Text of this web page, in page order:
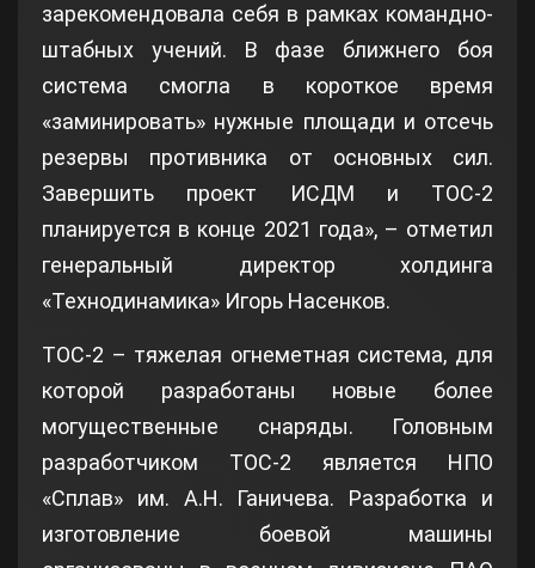
зарекомендовала себя в рамках командно-
штабных учений. В фазе ближнего боя
система смогла в короткое время
«заминировать» нужные площади и отсечь
резервы противника от основных сил.
Завершить проект ИСДМ и ТОС-2
планируется в конце 2021 года», – отметил
генеральный директор холдинга
«Технодинамика» Игорь Насенков.
ТОС-2 – тяжелая огнеметная система, для
которой разработаны новые более
могущественные снаряды. Головным
разработчиком ТОС-2 является НПО
«Сплав» им. А.Н. Ганичева. Разработка и
изготовление боевой машины